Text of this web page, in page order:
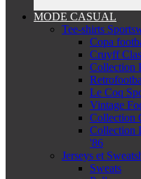
MODE CASUAL
Tee-shirts
Copa
Cruyff
Collection
Le Coq
Vintage
Collection
Collection
'86
Jerseys et
Sweats